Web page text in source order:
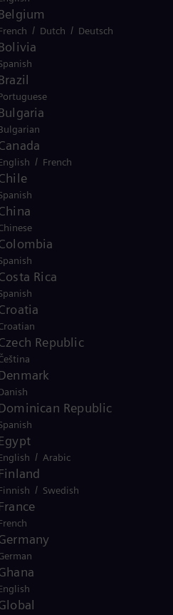
升级
最关心的问题。 控制成本
和性能方面的改进。我们
改进，我们都能提供最先进
间隔，使用合适的阀门提
/ Dutch / Deutsch
/ French
Rica
Republic
Republic
/ Arabic
/ Swedish